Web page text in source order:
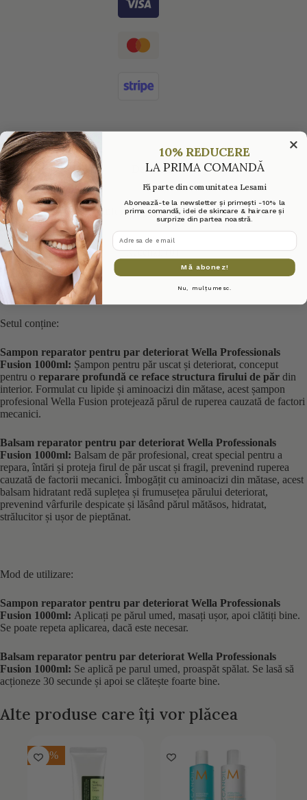
Descriere
Informații suplimentare
Recenzii (0)
Setul conține:
Sampon reparator pentru par deteriorat Wella Professionals
Fusion 1000ml: Șampon pentru păr uscat și deteriorat, conceput
pentru o reparare profundă ce reface structura firului de păr din
interior. Formulat cu lipide și aminoacizi din mătase, acest șampon
profesional Wella Fusion protejează părul de ruperea cauzată de factori
mecanici.
Balsam reparator pentru par deteriorat Wella Professionals
Fusion 1000ml: Balsam de păr profesional, creat special pentru a
repara, întări și proteja firul de păr uscat și fragil, prevenind ruperea
cauzată de factorii mecanici. Îmbogățit cu aminoacizi din mătase, acest
balsam hidratant redă suplețea și frumusețea părului deteriorat,
prevenind vârfurile despicate și lăsând părul mătăsos, hidratat,
strălucitor și ușor de pieptănat.
Mod de utilizare:
Sampon reparator pentru par deteriorat Wella Professionals
Fusion 1000ml: Aplicați pe părul umed, masați ușor, apoi clătiți bine.
Se poate repeta aplicarea, dacă este necesar.
Balsam reparator pentru par deteriorat Wella Professionals
Fusion 1000ml: Se aplică pe parul umed, proaspăt spălat. Se lasă să
acționeze 30 secunde și apoi se clătește foarte bine.
Alte produse care îți vor plăcea
-35%
10% REDUCERE
LA PRIMA COMANDĂ
Fă parte din comunitatea Lesami
Abonează-te la newsletter și primești -10% la
prima comandă, idei de skincare & haircare și
surprize din partea noastră.
adresa de email
Mă abonez!
Nu, mulțumesc.